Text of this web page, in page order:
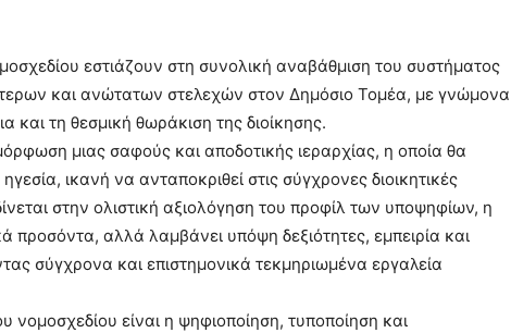
εστιάζουν στη συνολική αναβάθμιση του συστήματος
και ανώτατων στελεχών στον Δημόσιο Τομέα, με γνώμονα
και τη θεσμική θωράκιση της διοίκησης.
μιας σαφούς και αποδοτικής ιεραρχίας, η οποία θα
ικανή να ανταποκριθεί στις σύγχρονες διοικητικές
στην ολιστική αξιολόγηση του προφίλ των υποψηφίων, η
προσόντα, αλλά λαμβάνει υπόψη δεξιότητες, εμπειρία και
σύγχρονα και επιστημονικά τεκμηριωμένα εργαλεία
είναι η ψηφιοποίηση, τυποποίηση και